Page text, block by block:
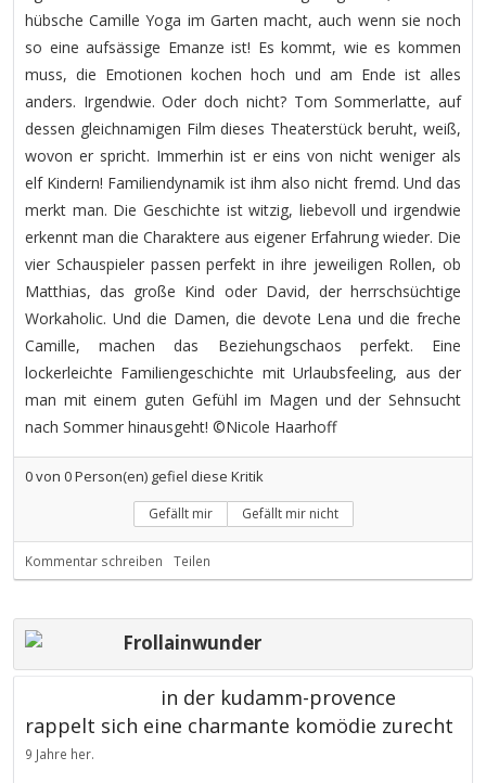
hübsche Camille Yoga im Garten macht, auch wenn sie noch
so eine aufsässige Emanze ist! Es kommt, wie es kommen
muss, die Emotionen kochen hoch und am Ende ist alles
anders. Irgendwie. Oder doch nicht? Tom Sommerlatte, auf
dessen gleichnamigen Film dieses Theaterstück beruht, weiß,
wovon er spricht. Immerhin ist er eins von nicht weniger als
elf Kindern! Familiendynamik ist ihm also nicht fremd. Und das
merkt man. Die Geschichte ist witzig, liebevoll und irgendwie
erkennt man die Charaktere aus eigener Erfahrung wieder. Die
vier Schauspieler passen perfekt in ihre jeweiligen Rollen, ob
Matthias, das große Kind oder David, der herrschsüchtige
Workaholic. Und die Damen, die devote Lena und die freche
Camille, machen das Beziehungschaos perfekt. Eine
lockerleichte Familiengeschichte mit Urlaubsfeeling, aus der
man mit einem guten Gefühl im Magen und der Sehnsucht
nach Sommer hinausgeht! ©Nicole Haarhoff
0von 0Person(en) gefiel diese Kritik
Gefällt mir Gefällt mir nicht
Kommentar schreiben Teilen
Frollainwunder
in der kudamm-provence
rappelt sich eine charmante komödie zurecht
9 Jahre her.